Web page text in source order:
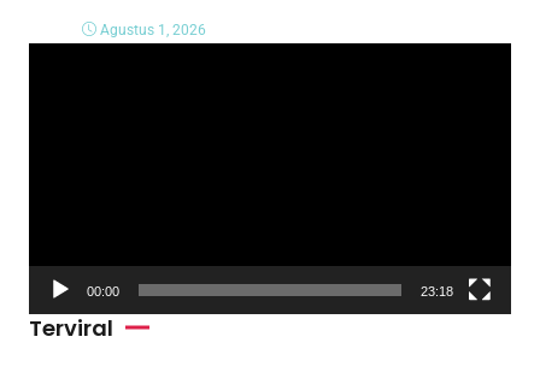
Agustus 1, 2026
d
00:00 23:18
Terviral